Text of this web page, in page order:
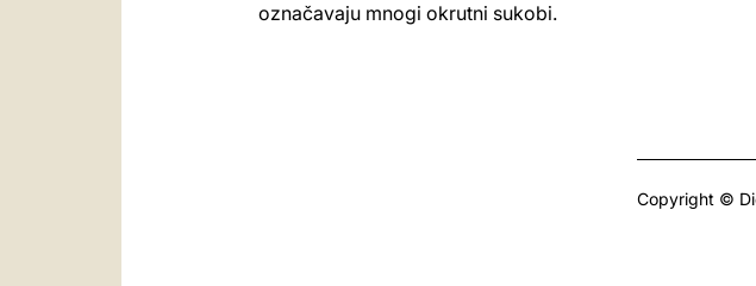
označavaju mnogi okrutni sukobi.
Copyright ©